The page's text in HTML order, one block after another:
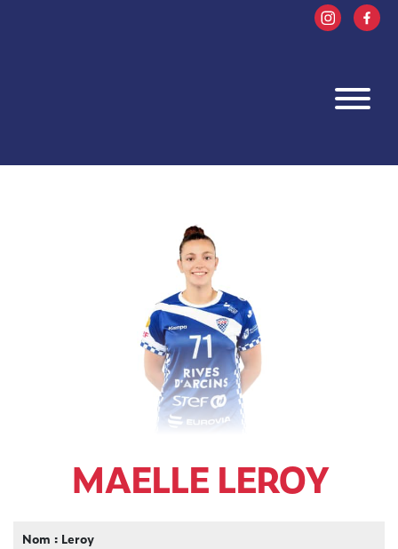
MAELLE LEROY
Nom : Leroy